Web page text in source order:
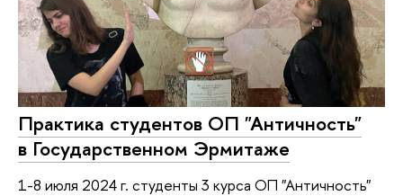
Практика студентов ОП "Античность"
в Государственном Эрмитаже
1-8 июля 2024 г. студенты 3 курса ОП "Античность"